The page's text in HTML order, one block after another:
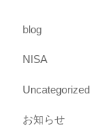
blog
NISA
Uncategorized
お知らせ